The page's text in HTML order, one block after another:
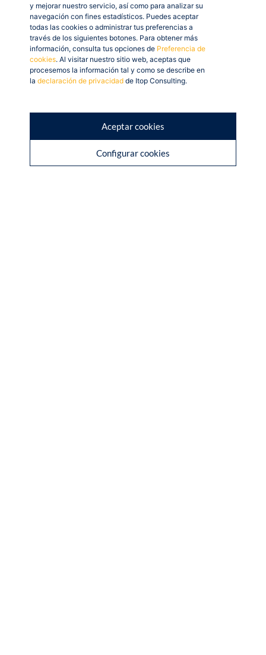
y mejorar nuestro servicio, así como para analizar su
navegación con fines estadísticos. Puedes aceptar
todas las cookies o administrar tus preferencias a
través de los siguientes botones. Para obtener más
información, consulta tus opciones de Preferencia de
cookies. Al visitar nuestro sitio web, aceptas que
procesemos la información tal y como se describe en
la declaración de privacidad de Itop Consulting.
Aceptar cookies
Configurar cookies